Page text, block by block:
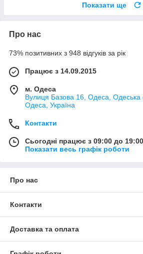
Показати ще
Про нас
73% позитивних з 948 відгуків за рік
Працює з 14.09.2015
м. Одеса
Вулиця Базова 16, Одеса, Одеська
Одеса, Україна
Контакти
Сьогодні працює з 09:00 до 19:00
Показати весь графік роботи
Про нас
Контакти
Доставка та оплата